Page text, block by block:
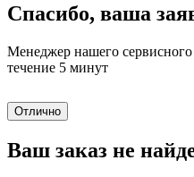
Спасибо, ваша
Менеджер нашего сервисного
течение 5 минут
Отлично
Ваш заказ не